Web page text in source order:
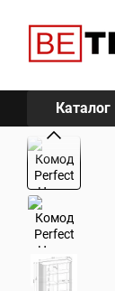
Каталог